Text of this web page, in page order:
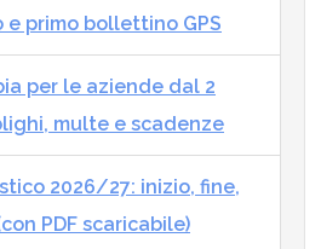
e primo bollettino GPS
per le aziende dal 2
multe e scadenze
2026/27: inizio, fine,
PDF scaricabile)